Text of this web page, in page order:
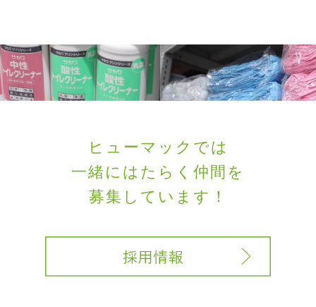
ヒューマックでは
一緒にはたらく 仲間を
募集しています！